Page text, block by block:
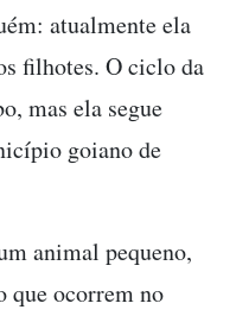
atualmente ela
filhotes. O ciclo da
mas ela segue
goiano de
animal pequeno,
que ocorrem no